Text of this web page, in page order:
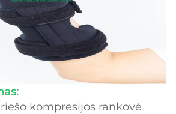
kompresijos rankovė